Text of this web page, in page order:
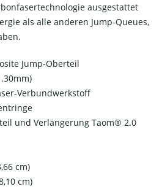
ausgestattet
als alle anderen Jump-Queues,
Jump-Oberteil
Verbundwerkstoff
und Verlängerung Taom® 2.0
cm)
cm)